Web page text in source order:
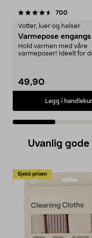
700
Votter, luer og halser
Varmepose
Hold varmen med våre
varmeposer! Ideelt for
49,90
Legg i
3.5 av 5 stjerner
Uvanlig
Sjekk prisen